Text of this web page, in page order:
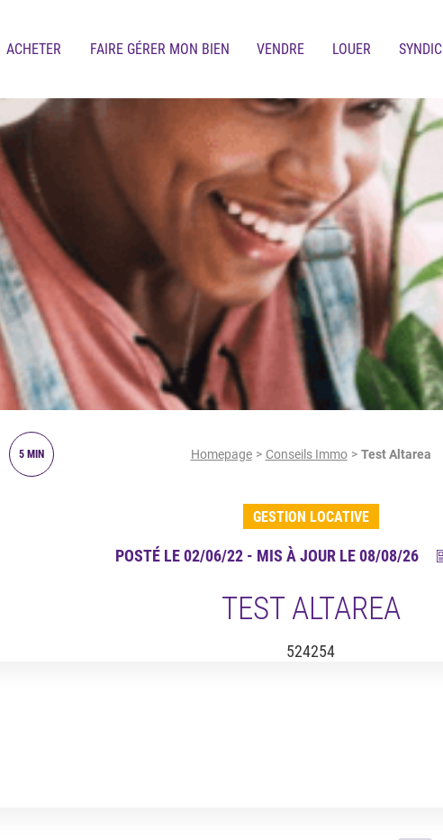
ACHETER FAIRE GÉRER MON BIEN VENDRE LOUER SYNDIC
Homepage Conseils Immo Test Altarea
5 MIN
GESTION LOCATIVE
POSTÉ LE 02/06/22 - MIS À JOUR LE 08/08/26
TEST ALTAREA
524254